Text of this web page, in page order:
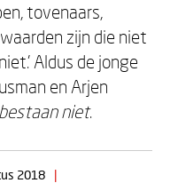
tovenaars,
zijn die niet
Aldus de jonge
en Arjen
niet.
2018
|